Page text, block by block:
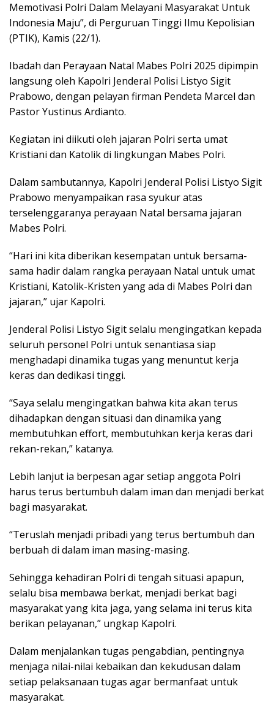
Memotivasi Polri Dalam Melayani Masyarakat Untuk
Indonesia Maju”, di Perguruan Tinggi Ilmu Kepolisian
(PTIK), Kamis (22/1).
Ibadah dan Perayaan Natal Mabes Polri 2025 dipimpin
langsung oleh Kapolri Jenderal Polisi Listyo Sigit
Prabowo, dengan pelayan firman Pendeta Marcel dan
Pastor Yustinus Ardianto.
Kegiatan ini diikuti oleh jajaran Polri serta umat
Kristiani dan Katolik di lingkungan Mabes Polri.
Dalam sambutannya, Kapolri Jenderal Polisi Listyo Sigit
Prabowo menyampaikan rasa syukur atas
terselenggaranya perayaan Natal bersama jajaran
Mabes Polri.
“Hari ini kita diberikan kesempatan untuk bersama-
sama hadir dalam rangka perayaan Natal untuk umat
Kristiani, Katolik-Kristen yang ada di Mabes Polri dan
jajaran,” ujar Kapolri.
Jenderal Polisi Listyo Sigit selalu mengingatkan kepada
seluruh personel Polri untuk senantiasa siap
menghadapi dinamika tugas yang menuntut kerja
keras dan dedikasi tinggi.
“Saya selalu mengingatkan bahwa kita akan terus
dihadapkan dengan situasi dan dinamika yang
membutuhkan effort, membutuhkan kerja keras dari
rekan-rekan,” katanya.
Lebih lanjut ia berpesan agar setiap anggota Polri
harus terus bertumbuh dalam iman dan menjadi berkat
bagi masyarakat.
“Teruslah menjadi pribadi yang terus bertumbuh dan
berbuah di dalam iman masing-masing.
Sehingga kehadiran Polri di tengah situasi apapun,
selalu bisa membawa berkat, menjadi berkat bagi
masyarakat yang kita jaga, yang selama ini terus kita
berikan pelayanan,” ungkap Kapolri.
Dalam menjalankan tugas pengabdian, pentingnya
menjaga nilai-nilai kebaikan dan kekudusan dalam
setiap pelaksanaan tugas agar bermanfaat untuk
masyarakat.